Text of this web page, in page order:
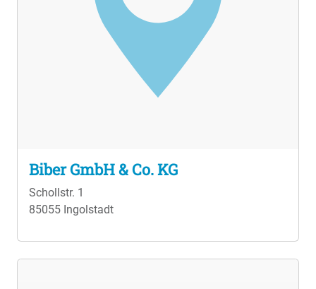
Biber GmbH & Co. KG
Schollstr. 1
85055 Ingolstadt